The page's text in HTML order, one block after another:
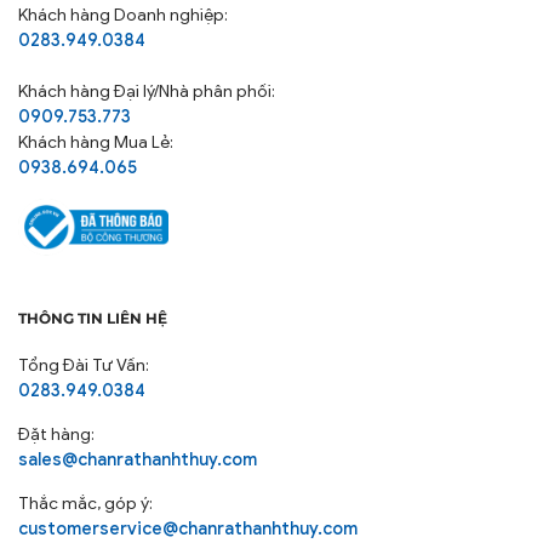
cao chất lượng sản phẩm để trở thành thương hiệu
sản xuất các sản phẩm Chăn Ga Gối Nệm.
Khách hàng Doanh nghiệp:
0283.949.0384
Khách hàngĐại lý/Nhà phân phối:
0909.753.773
Khách hàng Mua Lẻ:
0938.694.065
THÔNG TIN LIÊN HỆ
Tổng Đài Tư Vấn:
0283.949.0384
Đặt hàng:
sales@chanrathanhthuy.com
Thắc mắc, góp ý:
customerservice@chanrathanhthuy.com